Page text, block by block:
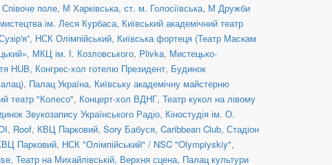
Співоче поле, М Харківська, ст. м. Голосіївська, М Дружби
ім. Леся Курбаса, Київський академічний театр
, НСК Олімпійський, Київська фортеця (Театр Маскам
, МКЦ ім. І. Козловського, Plivka, Мистецько-
HUB, Конгрес-хол готелю Президент, Будинок
, Палац Україна, Київську академічну майстерню
театр "Колесо", Концерт-хол ВДНГ, Театр кукол на лівому
Звукозапису Українського Радіо, Кіностудія ім. О.
, Roof, КВЦ Парковий, Sory Бабуся, Caribbean Club, Стадіон
Парковий, НСК "Олімпійський" / NSC "Olympiyskiy",
, Театр на Михайлівській, Верхня сцена, Палац культури